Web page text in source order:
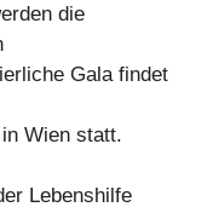
die
Gala findet
Wien statt.
Lebenshilfe